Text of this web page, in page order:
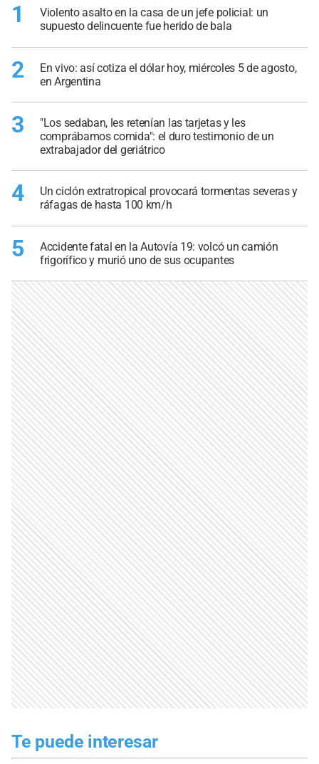
1
Violento asalto en la casa de un jefe policial: un
supuesto delincuente fue herido de bala
2
En vivo: así cotiza el dólar hoy, miércoles 5 de agosto,
en Argentina
3
"Los sedaban, les retenían las tarjetas y les
comprábamos comida": el duro testimonio de un
extrabajador del geriátrico
4
Un ciclón extratropical provocará tormentas severas y
ráfagas de hasta 100 km/h
5
Accidente fatal en la Autovía 19: volcó un camión
frigorífico y murió uno de sus ocupantes
Te puede interesar